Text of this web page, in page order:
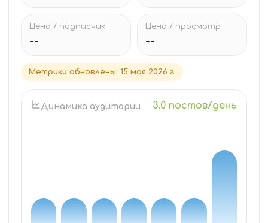
Цена / подписчик
--
Цена / просмотр
--
Метрики обновлены: 15 мая 2026 г.
Динамика аудитории 3.0 постов/день